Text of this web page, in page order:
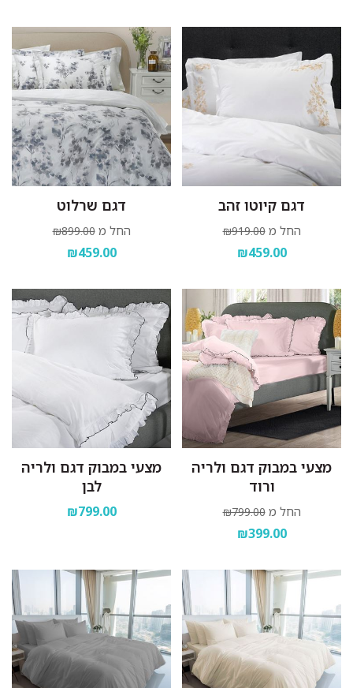
דגם קיוטו זהב
החל מ ₪919.00
₪459.00
דגם שרלוט
החל מ ₪899.00
₪459.00
מצעי במבוק דגם ולריה
ורוד
החל מ ₪799.00
₪399.00
מצעי במבוק דגם ולריה
לבן
₪799.00